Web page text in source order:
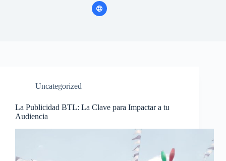
Uncategorized
La Publicidad BTL: La Clave para Impactar a tu
Audiencia